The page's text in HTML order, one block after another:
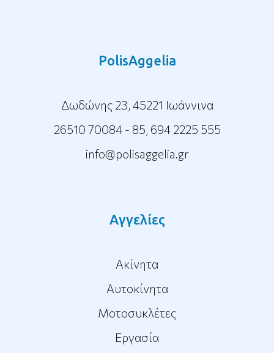
PolisAggelia
Δωδώνης 23, 45221 Ιωάννινα
26510 70084 - 85, 694 2225 555
info@polisaggelia.gr
Αγγελίες
Ακίνητα
Αυτοκίνητα
Μοτοσυκλέτες
Εργασία